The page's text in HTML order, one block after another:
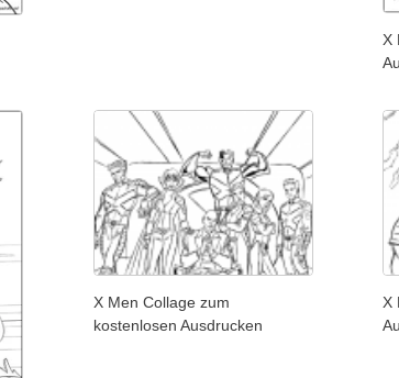
X
X Men Collage zum
kostenlosen Ausdrucken
X